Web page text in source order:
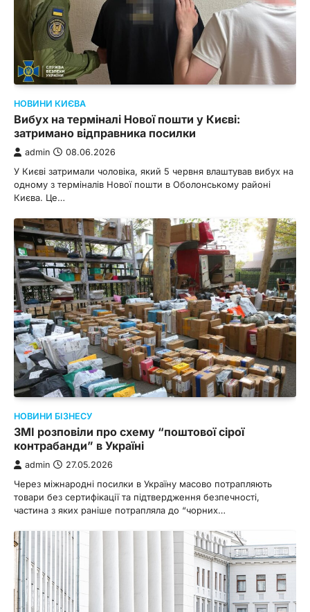
НОВИНИ КИЄВА
Вибух на терміналі Нової пошти у Києві:
затримано відправника посилки
admin 08.06.2026
У Києві затримали чоловіка, який 5 червня влаштував вибух на
одному з терміналів Нової пошти в Оболонському районі
Києва. Це…
НОВИНИ БІЗНЕСУ
ЗМІ розповіли про схему “поштової сірої
контрабанди” в Україні
admin 27.05.2026
Через міжнародні посилки в Україну масово потрапляють
товари без сертифікації та підтвердження безпечності,
частина з яких раніше потрапляла до “чорних…